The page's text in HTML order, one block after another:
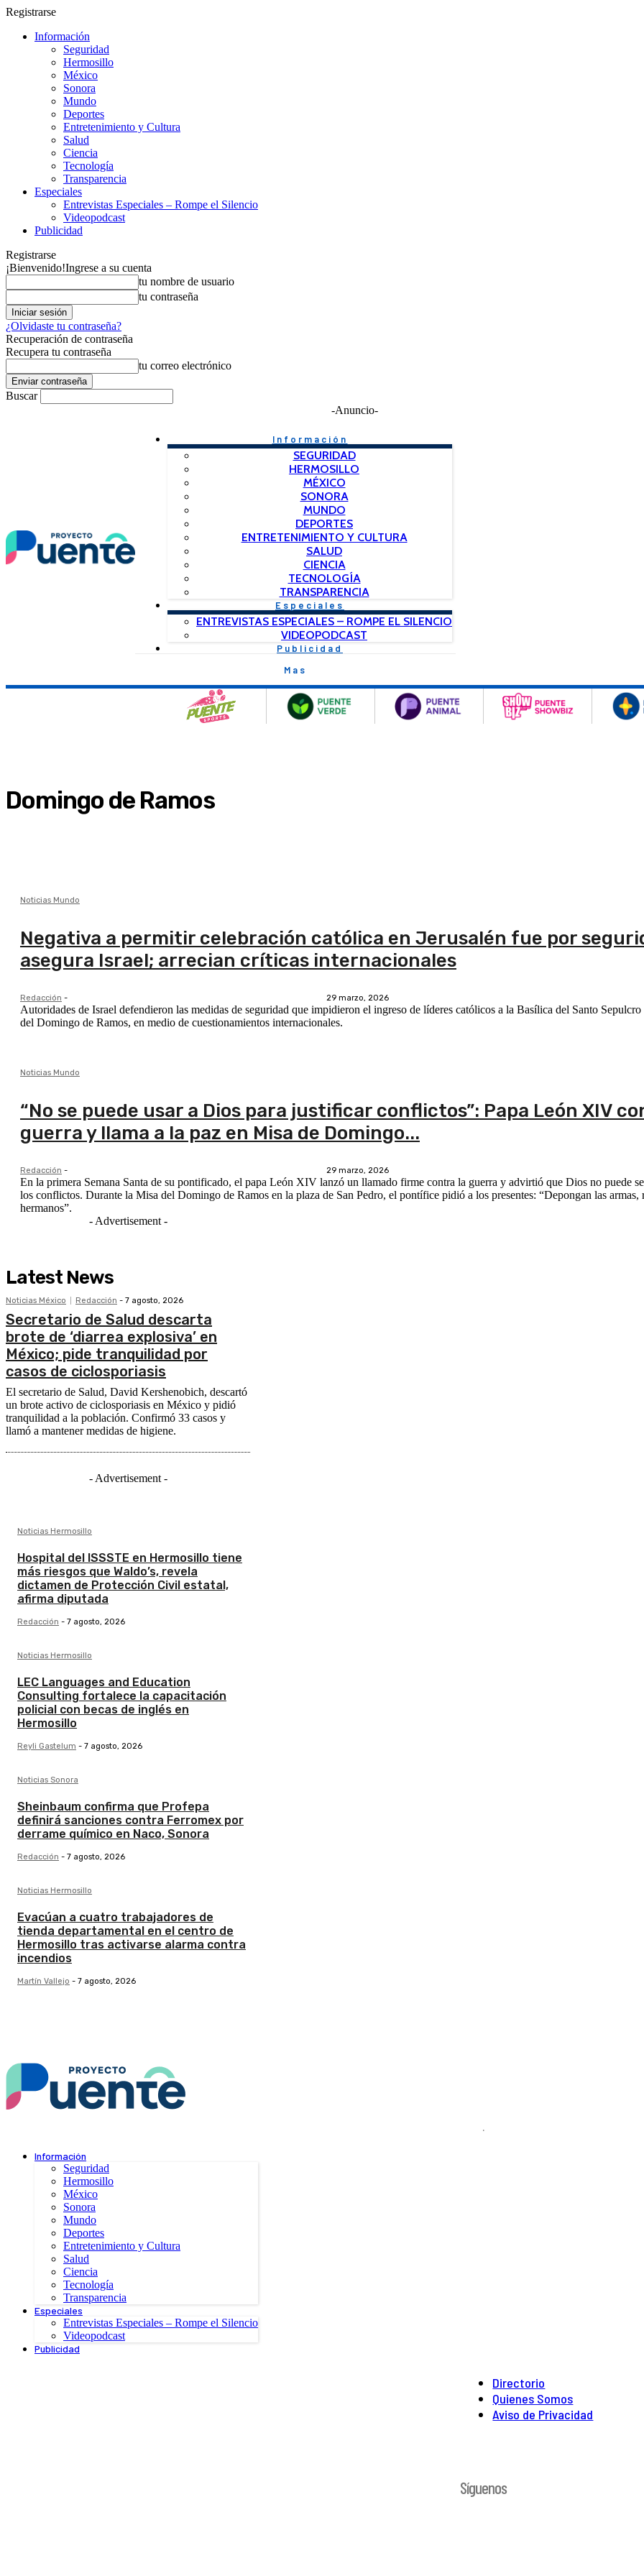
Registrarse
Información
Seguridad
Hermosillo
México
Sonora
Mundo
Deportes
Entretenimiento y Cultura
Salud
Ciencia
Tecnología
Transparencia
Especiales
Entrevistas Especiales – Rompe el Silencio
Videopodcast
Publicidad
Registrarse
¡Bienvenido!Ingrese a su cuenta
tu nombre de usuario
tu contraseña
¿Olvidaste tu contraseña?
Recuperación de contraseña
Recupera tu contraseña
tu correo electrónico
Buscar
-Anuncio-
Información
SEGURIDAD
HERMOSILLO
MÉXICO
SONORA
MUNDO
DEPORTES
ENTRETENIMIENTO Y CULTURA
SALUD
CIENCIA
TECNOLOGÍA
TRANSPARENCIA
Especiales
ENTREVISTAS ESPECIALES – ROMPE EL SILENCIO
VIDEOPODCAST
Publicidad
Mas
Domingo de Ramos
Noticias Mundo
Negativa a permitir celebración católica en Jerusalén fue por
asegura Israel; arrecian críticas internacionales
Redacción - 29 marzo, 2026
Autoridades de Israel defendieron las medidas de seguridad que impidieron el ingreso de líderes católicos a la Basílica del Santo
del Domingo de Ramos, en medio de cuestionamientos internacionales.
Noticias Mundo
“No se puede usar a Dios para justificar conflictos”: Papa León XIV
guerra y llama a la paz en Misa de Domingo...
Redacción - 29 marzo, 2026
En la primera Semana Santa de su pontificado, el papa León XIV lanzó un llamado firme contra la guerra y advirtió que Dios no puede
los conflictos. Durante la Misa del Domingo de Ramos en la plaza de San Pedro, el pontífice pidió a los presentes: “Depongan las armas,
hermanos”.
- Advertisement -
Latest News
Noticias México Redacción - 7 agosto, 2026
Secretario de Salud descarta
brote de ‘diarrea explosiva’ en
México; pide tranquilidad por
casos de ciclosporiasis
El secretario de Salud, David Kershenobich, descartó
un brote activo de ciclosporiasis en México y pidió
tranquilidad a la población. Confirmó 33 casos y
llamó a mantener medidas de higiene.
- Advertisement -
Noticias Hermosillo
Hospital del ISSSTE en Hermosillo tiene
más riesgos que Waldo’s, revela
dictamen de Protección Civil estatal,
afirma diputada
Redacción - 7 agosto, 2026
Noticias Hermosillo
LEC Languages and Education
Consulting fortalece la capacitación
policial con becas de inglés en
Hermosillo
Reyli Gastelum - 7 agosto, 2026
Noticias Sonora
Sheinbaum confirma que Profepa
definirá sanciones contra Ferromex por
derrame químico en Naco, Sonora
Redacción - 7 agosto, 2026
Noticias Hermosillo
Evacúan a cuatro trabajadores de
tienda departamental en el centro de
Hermosillo tras activarse alarma contra
incendios
Martín Vallejo - 7 agosto, 2026
.
Información
Seguridad
Hermosillo
México
Sonora
Mundo
Deportes
Entretenimiento y Cultura
Salud
Ciencia
Tecnología
Transparencia
Especiales
Entrevistas Especiales – Rompe el Silencio
Videopodcast
Publicidad
Directorio
Quienes Somos
Aviso de Privacidad
Síguenos